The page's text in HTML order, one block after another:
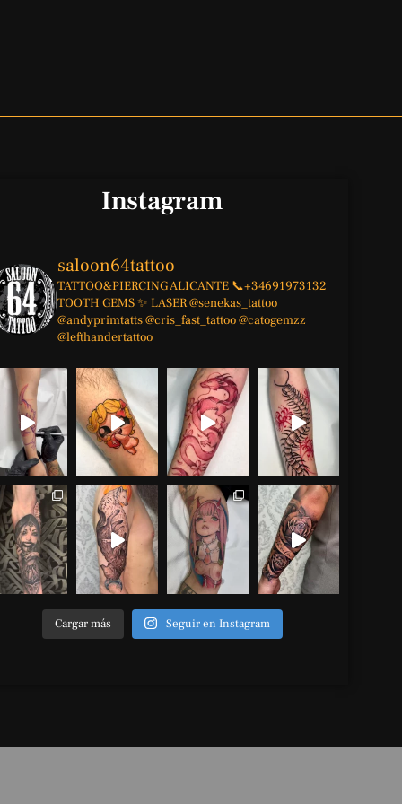
Instagram
saloon64tattoo
TATTOO&PIERCINGALICANTE 📞+34691973132
TOOTH GEMS ✨ LASER@senekas_tattoo
@andyprimtatts@cris_fast_tattoo@catogemzz
@lefthandertattoo
Cargar más Seguir en Instagram